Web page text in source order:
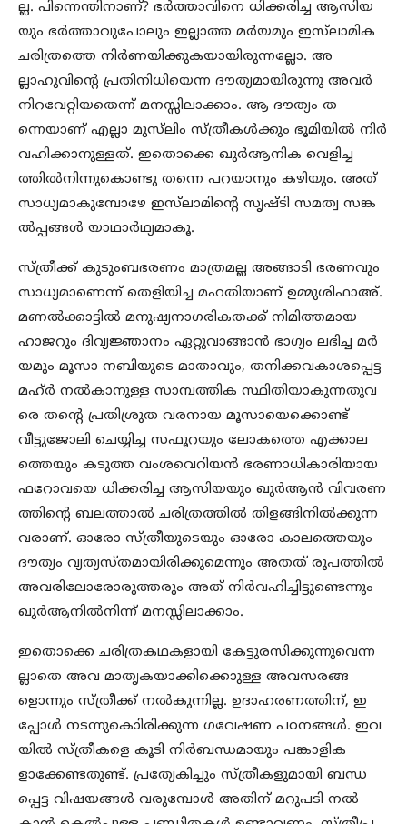
ല്ല. പിന്നെന്തിനാണ്? ഭർത്താവിനെ ധിക്കരിച്ച ആസിയ
യും ഭർത്താവുപോലും ഇല്ലാത്ത മർയമും ഇസ്‌ലാമിക
ചരിത്രത്തെ നിർണയിക്കുകയായിരുന്നല്ലോ. അ
ല്ലാഹുവിന്റെ പ്രതിനിധിയെന്ന ദൗത്യമായിരുന്നു അവർ
നിറവേറ്റിയതെന്ന് മനസ്സിലാക്കാം. ആ ദൗത്യം ത
ന്നെയാണ് എല്ലാ മുസ്‌ലിം സ്ത്രീകൾക്കും ഭൂമിയിൽ നിർ
വഹിക്കാനുള്ളത്. ഇതൊക്കെ ഖുർആനിക വെളിച്ച
ത്തിൽനിന്നുകൊണ്ടു തന്നെ പറയാനും കഴിയും. അത്
സാധ്യമാകുമ്പോഴേ ഇസ്‌ലാമിന്റെ സൃഷ്ടി സമത്വ സങ്ക
ൽപ്പങ്ങൾ യാഥാർഥ്യമാകൂ.
സ്ത്രീക്ക് കുടുംബഭരണം മാത്രമല്ല അങ്ങാടി ഭരണവും
സാധ്യമാണെന്ന് തെളിയിച്ച മഹതിയാണ് ഉമ്മുശിഫാഅ്.
മണൽക്കാട്ടിൽ മനുഷ്യനാഗരികതക്ക് നിമിത്തമായ
ഹാജറും ദിവ്യജ്ഞാനം ഏറ്റുവാങ്ങാൻ ഭാഗ്യം ലഭിച്ച മർ
യമും മൂസാ നബിയുടെ മാതാവും, തനിക്കവകാശപ്പെട്ട
മഹ്ർ നൽകാനുള്ള സാമ്പത്തിക സ്ഥിതിയാകുന്നതുവ
രെ തന്റെ പ്രതിശ്രുത വരനായ മൂസായെക്കൊണ്ട്
വീട്ടുജോലി ചെയ്യിച്ച സഫൂറയും ലോകത്തെ എക്കാല
ത്തെയും കടുത്ത വംശവെറിയൻ ഭരണാധികാരിയായ
ഫറോവയെ ധിക്കരിച്ച ആസിയയും ഖുർആൻ വിവരണ
ത്തിന്റെ ബലത്താൽ ചരിത്രത്തിൽ തിളങ്ങിനിൽക്കുന്ന
വരാണ്. ഓരോ സ്ത്രീയുടെയും ഓരോ കാലത്തെയും
ദൗത്യം വ്യത്യസ്തമായിരിക്കുമെന്നും അതത് രൂപത്തിൽ
അവരിലോരോരുത്തരും അത് നിർവഹിച്ചിട്ടുണ്ടെന്നും
ഖുർആനിൽനിന്ന് മനസ്സിലാക്കാം.
ഇതൊക്കെ ചരിത്രകഥകളായി കേട്ടുരസിക്കുന്നുവെന്ന
ല്ലാതെ അവ മാതൃകയാക്കിക്കൊുള്ള അവസരങ്ങ
ളൊന്നും സ്ത്രീക്ക് നൽകുന്നില്ല. ഉദാഹരണത്തിന്, ഇ
പ്പോൾ നടന്നുകൊിരിക്കുന്ന ഗവേഷണ പഠനങ്ങൾ. ഇവ
യിൽ സ്ത്രീകളെ കൂടി നിർബന്ധമായും പങ്കാളിക
ളാക്കേണ്ടതുണ്ട്. പ്രത്യേകിച്ചും സ്ത്രീകളുമായി ബന്ധ
പ്പെട്ട വിഷയങ്ങൾ വരുമ്പോൾ അതിന് മറുപടി നൽ